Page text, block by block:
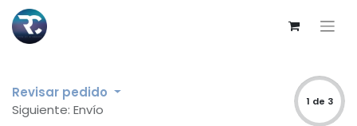
Revisar pedido
Siguiente: Envío
1 de 3